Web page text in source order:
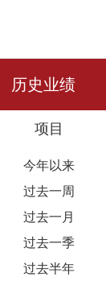
历史业绩
项目
今年以来
过去一周
过去一月
过去一季
过去半年
净值
2026-
1.3355
08-06
2026-
1.3288